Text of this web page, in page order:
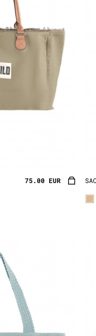
kilo de mandarines
plage pour venir au
Gypsy Queen everyday
Bien sûr votre sac
brille sur son
l’année. Gypsy
avec toutes les
idéal pour un look
75.00 EUR